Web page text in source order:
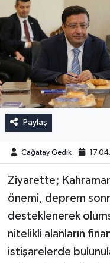
Paylaş
Çağatay Gedik
Ziyarette;
önemi, deprem
desteklenerek
nitelikli alanların
istişarelerde